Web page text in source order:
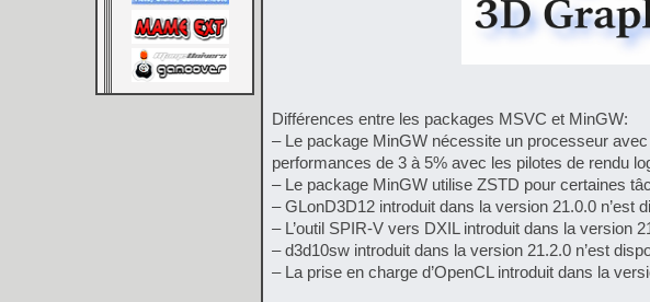
Différences entre les packages MSVC et MinGW:
– Le package MinGW nécessite un processeur
performances de 3 à 5% avec les pilotes de rendu
– Le package MinGW utilise ZSTD pour certaines
– GLonD3D12 introduit dans la version 21.0.0 n’est
– L’outil SPIR-V vers DXIL introduit dans la version
– d3d10sw introduit dans la version 21.2.0 n’est
– La prise en charge d’OpenCL introduit dans la